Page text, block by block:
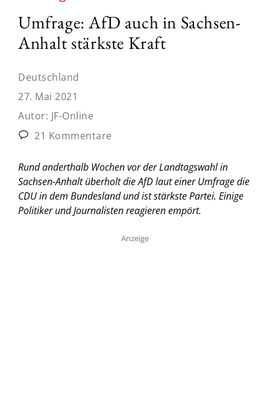
Umfrage: AfD auch in Sachsen-
Anhalt stärkste Kraft
Deutschland
27. Mai 2021
Autor: JF-Online
21 Kommentare
Rund anderthalb Wochen vor der Landtagswahl in
Sachsen-Anhalt überholt die AfD laut einer Umfrage die
CDU in dem Bundesland und ist stärkste Partei. Einige
Politiker und Journalisten reagieren empört.
Anzeige